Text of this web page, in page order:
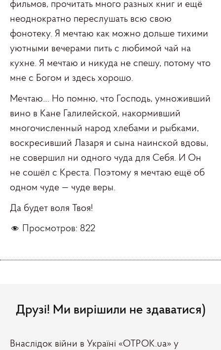
фильмов, прочитать много разных книг и ещё
неоднократно переслушать всю свою
фонотеку. Я мечтаю как можно дольше тихими
уютными вечерами пить с любимой чай на
кухне. Я мечтаю и никуда не спешу, потому что
мне с Богом и здесь хорошо.
Мечтаю… Но помню, что Господь, умноживший
вино в Кане Галилейской, накормивший
многочисленный народ хлебами и рыбками,
воскресивший Лазаря и сына наинской вдовы,
не совершил ни одного чуда для Себя. И Он
не сошёл с Креста. Поэтому я мечтаю ещё об
одном чуде — чуде веры.
Да будет воля Твоя!
Просмотров: 822
Друзі! Ми вирішили не здаватися)
Внаслідок війни в Україні «ОТРОК.ua» у